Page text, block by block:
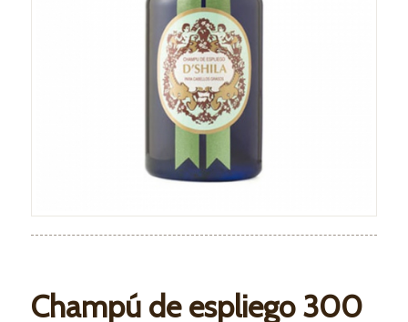
Champú de espliego 300